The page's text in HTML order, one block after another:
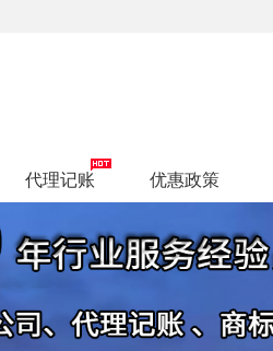
代理记账 优惠政策